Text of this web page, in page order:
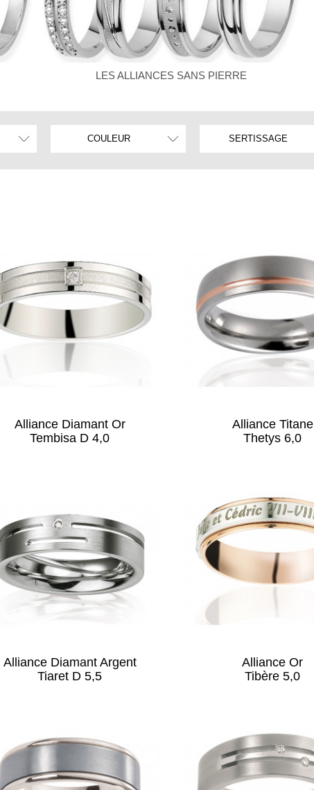
LES ALLIANCES SANS PIERRE
Alliance Diamant Or
Tembisa D 4,0
Alliance Titane
Thetys 6,0
Alliance Diamant Argent
Tiaret D 5,5
Alliance Or
Tibère 5,0